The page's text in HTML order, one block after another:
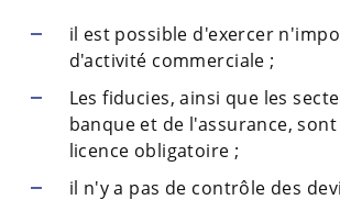
il est possible d'exercer
d'activité commerciale ;
Les fiducies, ainsi que les
banque et de l'assurance,
licence obligatoire ;
il n'y a pas de contrôle des